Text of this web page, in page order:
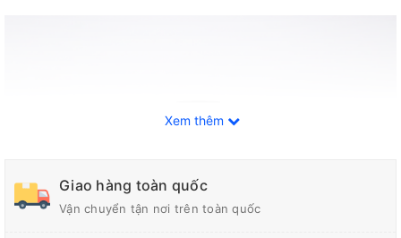
Xem thêm
Giao hàng toàn quốc
Vận chuyển tận nơi trên toàn quốc